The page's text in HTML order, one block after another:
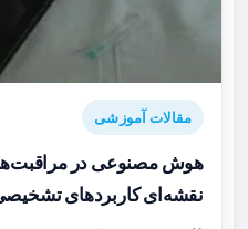
مقالات آموزشی
هوش مصنوعی در
نقشه‌ای کاربردهای